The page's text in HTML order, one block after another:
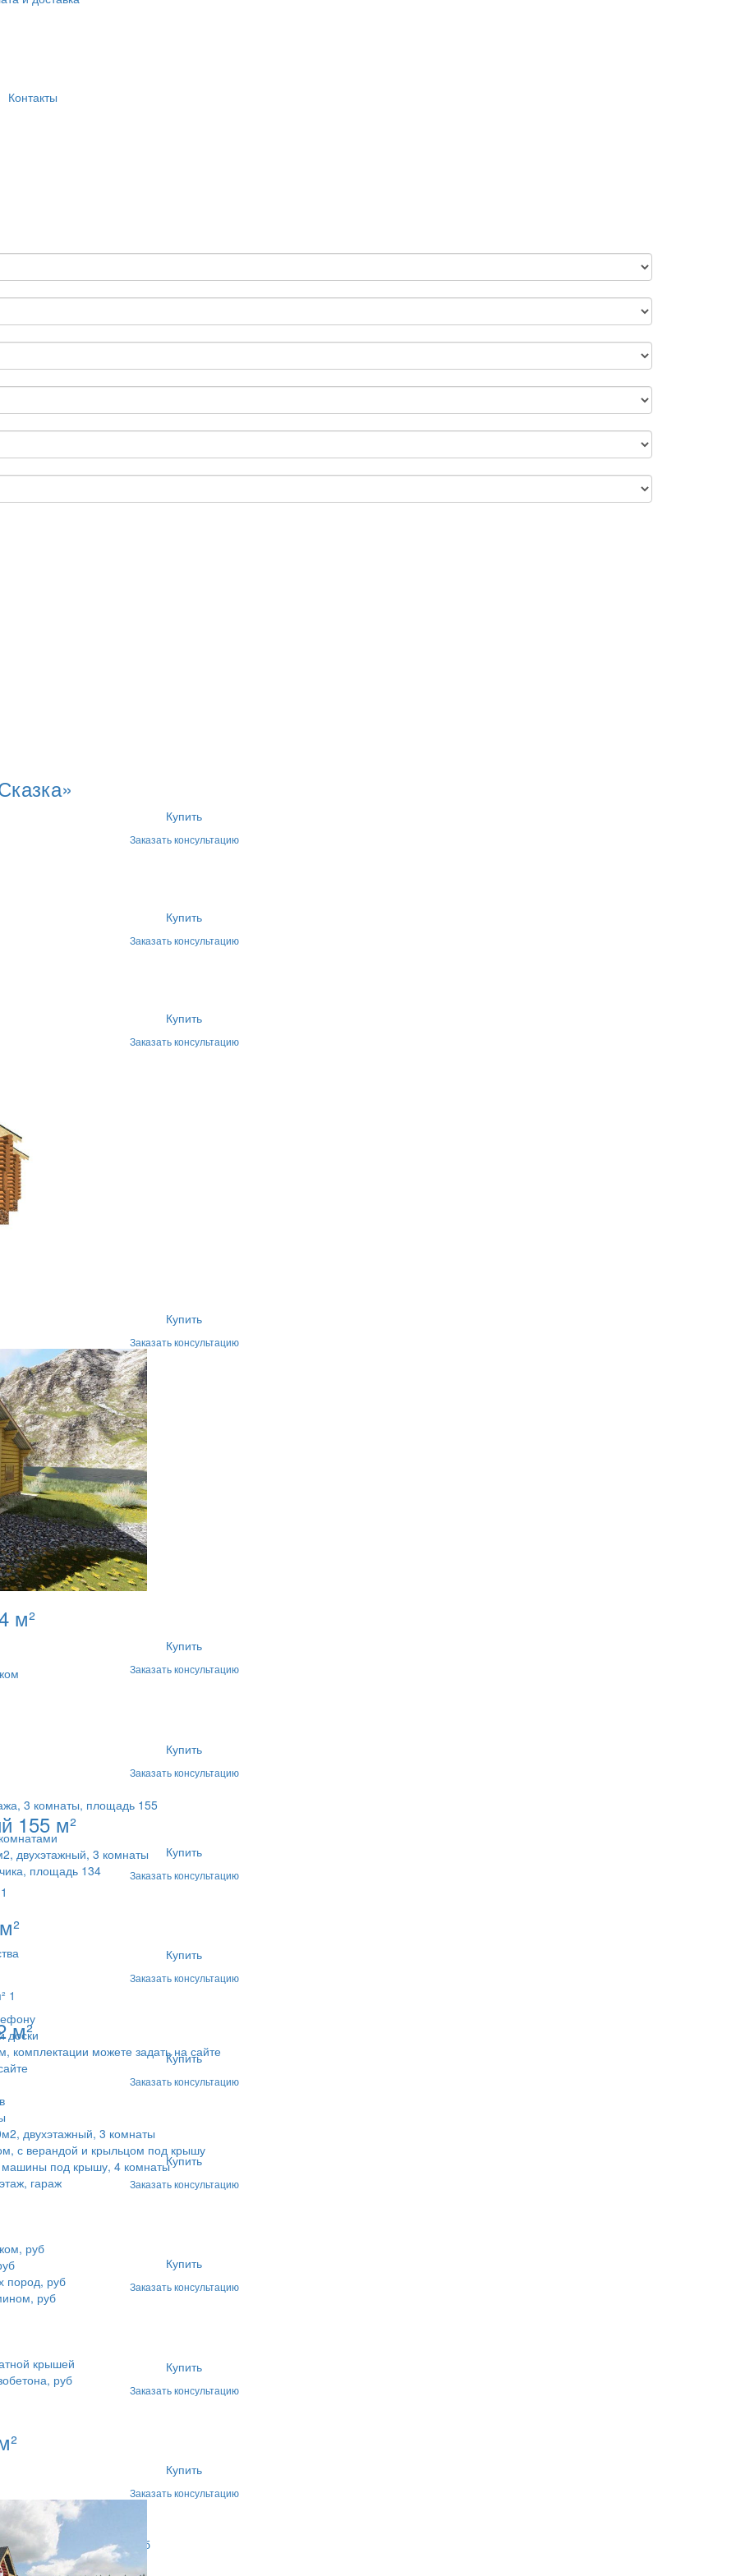
Контакты
3 комнаты, площадь 155
двухэтажный, 3 комнаты
площадь 134
доски
комплектации можете задать на сайте
двухэтажный, 3 комнаты
с верандой и крыльцом под крышу
машины под крышу, 4 комнаты
гараж
руб
пород, руб
руб
крышей
руб
помещения, руб
Купить
Заказать консультацию
Купить
Заказать консультацию
Купить
Заказать консультацию
Купить
Заказать консультацию
м²
Купить
Заказать консультацию
Купить
Заказать консультацию
155 м²
Купить
Заказать консультацию
Купить
Заказать консультацию
м²
Купить
Заказать консультацию
Купить
Заказать консультацию
Купить
Заказать консультацию
Купить
Заказать консультацию
Купить
Заказать консультацию